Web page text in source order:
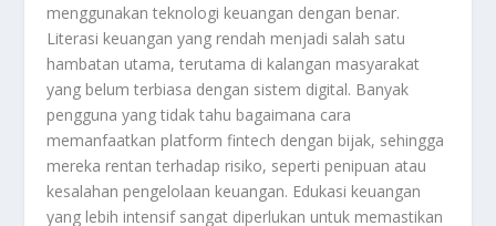
menggunakan teknologi keuangan dengan benar.
Literasi keuangan yang rendah menjadi salah satu
hambatan utama, terutama di kalangan masyarakat
yang belum terbiasa dengan sistem digital. Banyak
pengguna yang tidak tahu bagaimana cara
memanfaatkan platform fintech dengan bijak, sehingga
mereka rentan terhadap risiko, seperti penipuan atau
kesalahan pengelolaan keuangan. Edukasi keuangan
yang lebih intensif sangat diperlukan untuk memastikan